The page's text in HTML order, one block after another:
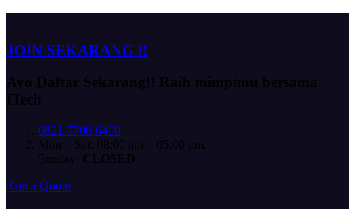
JOIN SEKARANG !!
Ayo Daftar Sekarang!! Raih mimpimu bersama
ITech
0821 7706 6400
Mon – Sat: 08:00 am – 05:00 pm,
Sunday: CLOSED
Get a Quote